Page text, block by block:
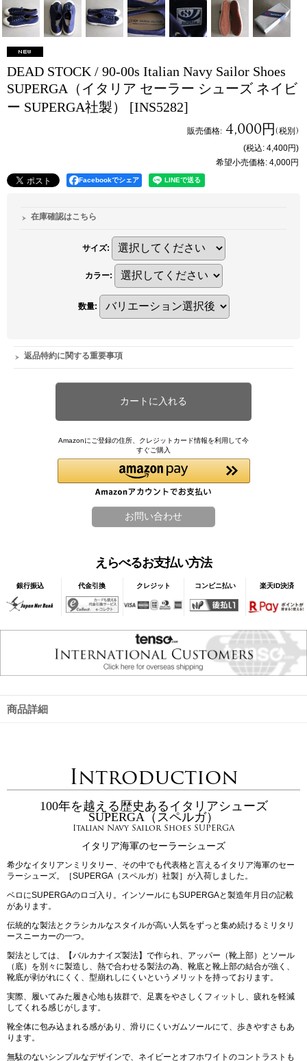
DEAD STOCK / 90-00s Italian Navy Sailor Shoes
SUPERGA（イタリア セーラー シューズ ネイビ
ー SUPERGA社製） [INS5282]
販売価格: 4,000円(税別)
(税込: 4,400円)
希望小売価格: 4,000円
Facebookでシェア
在庫確認はこちら
サイズ:
カラー:
数量:
返品特約に関する重要事項
Amazonにご登録の住所、クレジットカード情報を利用して今
すぐご購入
えらべるお支払い方法
銀行振込 代金引換 クレジット コンビニ払い 楽天ID決済
商品詳細
Introduction
100年を越える歴史あるイタリアシューズ
SUPERGA（スペルガ）
Italian Navy Sailor Shoes SUPERGA
イタリア海軍のセーラーシューズ
希少なイタリアンミリタリー、その中でも代表格と言えるイタリア海軍のセー
ラーシューズ。［SUPERGA（スペルガ）社製］が入荷しました。
ベロにSUPERGAのロゴ入り。インソールにもSUPERGAと製造年月日の記載
があります。
伝統的な製法とクラシカルなスタイルが高い人気をずっと集め続けるミリタリ
ースニーカーの一つ。
製法としては、【バルカナイズ製法】で作られ、アッパー（靴上部）とソール
（底）を別々に製造し、熱で合わせる製法の為、靴底と靴上部の結合が強く、
靴底が剥がれにくく、型崩れしにくいというメリットを持っております。
実際、履いてみた履き心地も抜群で、足裏をやさしくフィットし、疲れを軽減
してくれる感じがします。
靴全体に包み込まれる感があり、滑りにくいガムソールにて、歩きやすさもあ
ります。
無駄のないシンプルなデザインで、ネイビーとオフホワイトのコントラストも